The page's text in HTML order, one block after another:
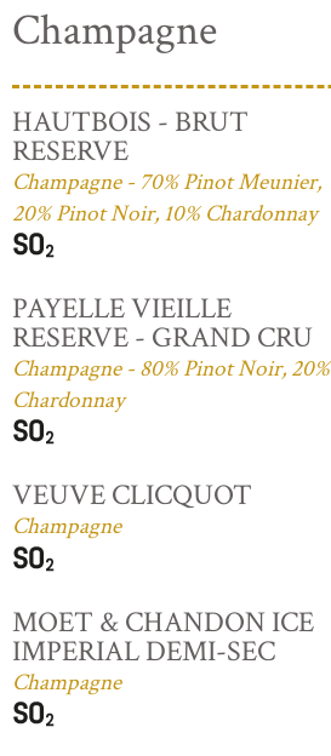
Champagne
HAUTBOIS - BRUT
RESERVE
Champagne - 70% Pinot Meunier,
20% Pinot Noir, 10% Chardonnay
PAYELLE VIEILLE
RESERVE - GRAND CRU
Champagne - 80% Pinot Noir, 20%
Chardonnay
VEUVE CLICQUOT
Champagne
MOET & CHANDON ICE
IMPERIAL DEMI-SEC
Champagne